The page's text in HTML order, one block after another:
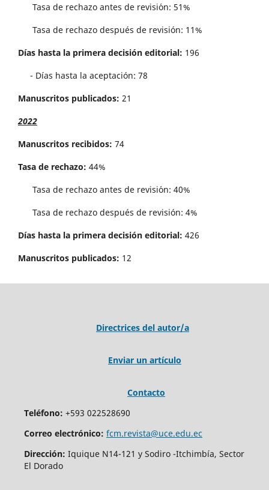
Tasa de rechazo antes de revisi´on: 51%
Tasa de rechazo después de revisión: 11%
Días hasta la primera decisión editorial: 196
- Días hasta la aceptación: 78
Manuscritos publicados: 21
2022
Manuscritos recibidos: 74
Tasa de rechazo: 44%
Tasa de rechazo antes de revisi´on: 40%
Tasa de rechazo después de revisión: 4%
Días hasta la primera decisión editorial: 426
Manuscritos publicados: 12
Directrices del autor/a
Enviar un artículo
Contacto
Teléfono: +593 022528690
Correo electrónico: fcm.revista@uce.edu.ec
Dirección: Iquique N14-121 y Sodiro -Itchimbía, Sector
El Dorado